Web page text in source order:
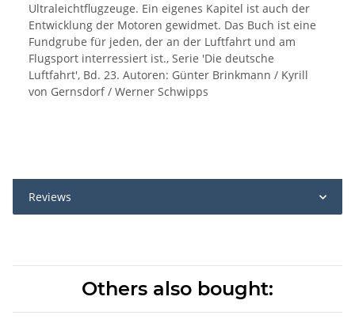
Ultraleichtflugzeuge. Ein eigenes Kapitel ist auch der
Entwicklung der Motoren gewidmet. Das Buch ist eine
Fundgrube für jeden, der an der Luftfahrt und am
Flugsport interressiert ist., Serie 'Die deutsche
Luftfahrt', Bd. 23. Autoren: Günter Brinkmann / Kyrill
von Gernsdorf / Werner Schwipps
Reviews
Others also bought: